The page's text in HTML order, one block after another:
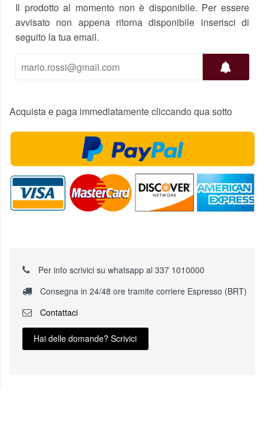
Il prodotto al momento non è disponibile. Per essere
avvisato non appena ritorna disponibile inserisci di
seguito la tua email.
Acquista e paga immediatamente cliccando qua sotto
Per info scrivici su whatsapp al 337 1010000
Consegna in 24/48 ore tramite corriere Espresso (BRT)
Contattaci
Hai delle domande? Scrivici